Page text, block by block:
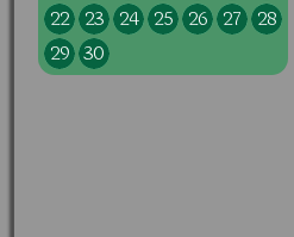
22 23 24 25 26 27 28
29 30